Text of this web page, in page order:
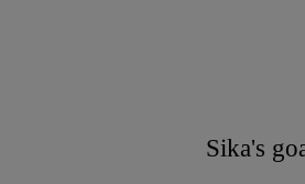
Sika's